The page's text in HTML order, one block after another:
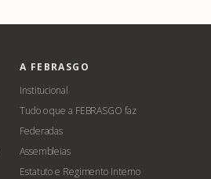
A FEBRASGO
Institucional
Tudo o que a FEBRASGO faz
Federadas
Assembleias
Estatuto e Regimento Interno